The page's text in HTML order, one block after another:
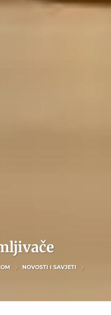
NOVOSTI I SAVJETI